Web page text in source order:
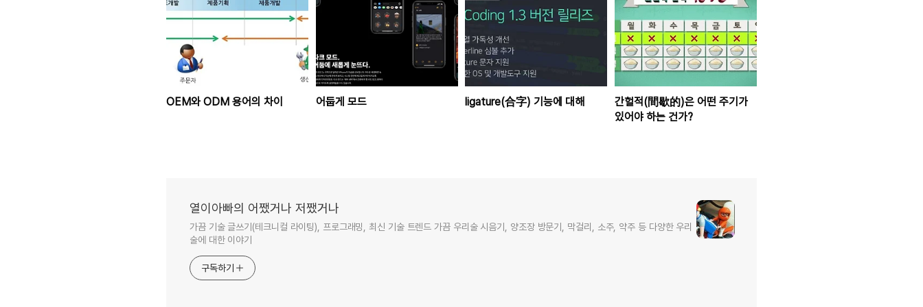
OEM와 ODM 용어의 차이 어둡게 모드 ligature(合字) 기능에 대해
간헐적(間歇的)은 어떤 주기가
있어야 하는 건가?
열이아빠의 어쨌거나 저쨌거나
가끔 기술 글쓰기(테크니컬 라이팅), 프로그래밍, 최신 기술 트렌드 가끔 우리술 시음기, 양조장 방문기, 막걸리, 소주, 약주 등 다양한 우리
술에 대한 이야기
구독하기